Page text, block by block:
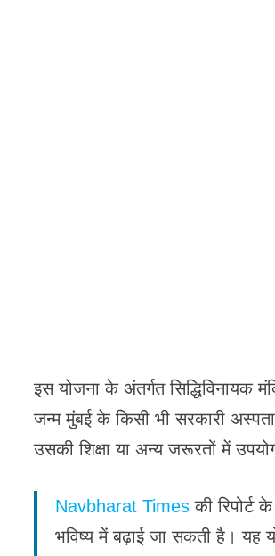
इस योजना के अंतर्गत सिद्धिविनायक
जन्म मुंबई के किसी भी सरकारी
उसकी शिक्षा या अन्य जरूरतों में
Navbharat Times की
भविष्य में बढ़ाई जा सकती है। यह